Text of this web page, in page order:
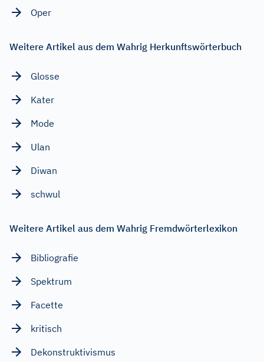
Oper
Weitere Artikel aus dem Wahrig Herkunftswörterbuch
Glosse
Kater
Mode
Ulan
Diwan
schwul
Weitere Artikel aus dem Wahrig Fremdwörterlexikon
Bibliografie
Spektrum
Facette
kritisch
Dekonstruktivismus